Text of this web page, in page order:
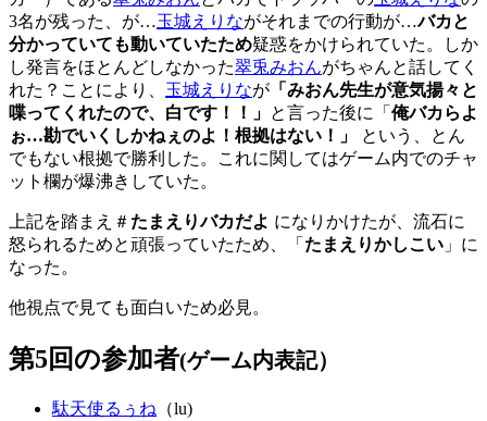
3名が残った、が…玉城えりながそれまでの行動が…バカと
分かっていても動いていたため疑惑をかけられていた。しか
し発言をほとんどしなかった翠兎みおんがちゃんと話してく
れた？ことにより、 玉城えりなが 「みおん先生が意気揚々と
喋ってくれたので、白です！！」 と言った後に「 俺バカらよ
ぉ…勘でいくしかねぇのよ！根拠はない！」
という、とん
でもない根拠で勝利した。これに関してはゲーム内でのチャ
ット欄が爆沸きしていた。
上記を踏まえ＃ たまえりバカだよ になりかけたが、流石に
怒られるためと頑張っていたため、「 たまえりかしこい 」に
なった。
他視点で見ても面白いため必見。
第5回の参加者(ゲーム内表記）
駄天使るぅね （lu)